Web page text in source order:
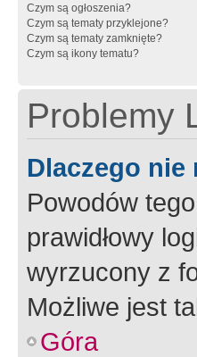
Czym są ogłoszenia?
Czym są tematy przyklejone?
Czym są tematy zamknięte?
Czym są ikony tematu?
Problemy
Dlaczego nie
Powodów
prawidłowy
wyrzucony z
Możliwe jest
Góra